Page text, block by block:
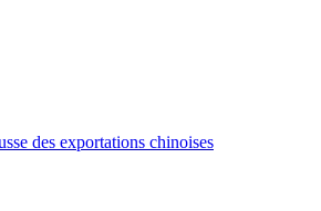
des exportations chinoises